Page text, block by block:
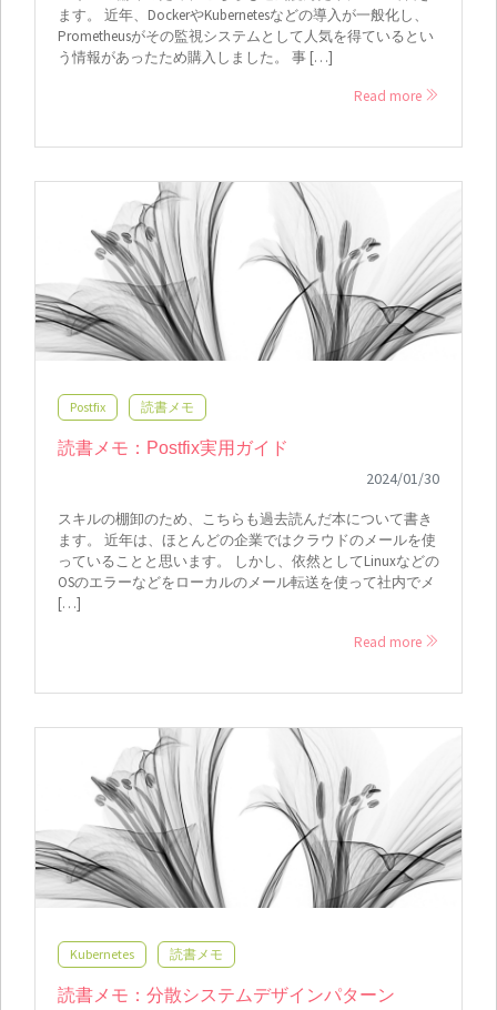
ます。 近年、DockerやKubernetesなどの導入が一般化し、
Prometheusがその監視システムとして人気を得ているとい
う情報があったため購入しました。 事 […]
Read more
Postfix 読書メモ
読書メモ：Postfix実用ガイド
2024/01/30
スキルの棚卸のため、こちらも過去読んだ本について書き
ます。 近年は、ほとんどの企業ではクラウドのメールを使
っていることと思います。 しかし、依然としてLinuxなどの
OSのエラーなどをローカルのメール転送を使って社内でメ
[…]
Read more
Kubernetes 読書メモ
読書メモ：分散システムデザインパターン